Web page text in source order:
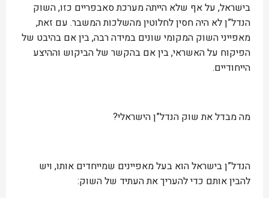
בישראל, על אף שלא הייתה מערכת סאבפריים כזו, השוק
הנדל”ן לא היה חסין לחלוטין מהשלכות המשבר. עם זאת,
מאפייני השוק המקומי שונים במידה רבה, בין אם בהיבט של
הפיקוח על האשראי, בין אם בהקשר של הביקוש וההיצע
הייחודיים.
מה מבדל את שוק הנדל”ן הישראלי?
הנדל”ן בישראל הוא בעל מאפיינים שמייחדים אותו, ויש
להבין אותם כדי להעריך את העתיד של השוק: